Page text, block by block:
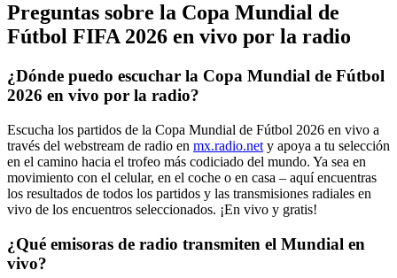
Preguntas sobre la Copa Mundial de
Fútbol FIFA 2026 en vivo por la radio
¿Dónde puedo escuchar la Copa Mundial de Fútbol
2026 en vivo por la radio?
Escucha los partidos de la Copa Mundial de Fútbol 2026 en vivo a
través del webstream de radio en mx.radio.net y apoya a tu selección
en el camino hacia el trofeo más codiciado del mundo. Ya sea en
movimiento con el celular, en el coche o en casa – aquí encuentras
los resultados de todos los partidos y las transmisiones radiales en
vivo de los encuentros seleccionados. ¡En vivo y gratis!
¿Qué emisoras de radio transmiten el Mundial en
vivo?